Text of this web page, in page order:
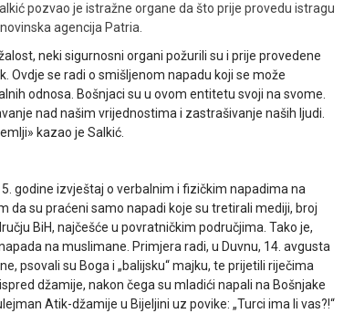
pozvao je istražne organe da što prije provedu istragu
agencija Patria.
neki sigurnosni organi požurili su i prije provedene
se radi o smišljenom napadu koji se može
odnosa. Bošnjaci su u ovom entitetu svoji na svome.
nad našim vrijednostima i zastrašivanje naših ljudi.
kazao je Salkić.
godine izvještaj o verbalnim i fizičkim napadima na
da su praćeni samo napadi koje su tretirali mediji, broj
BiH, najčešće u povratničkim područjima. Tako je,
na muslimane. Primjera radi, u Duvnu, 14. avgusta
psovali su Boga i „balijsku“ majku, te prijetili riječima
džamije, nakon čega su mladići napali na Bošnjake
Atik-džamije u Bijeljini uz povike: „Turci ima li vas?!“